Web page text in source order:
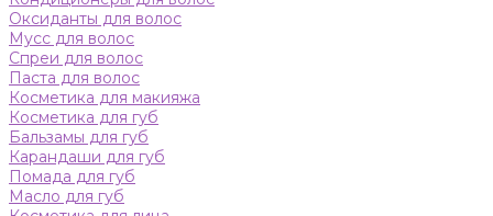
Оксиданты для волос
Мусс для волос
Спреи для волос
Паста для волос
Косметика для макияжа
Косметика для губ
Бальзамы для губ
Карандаши для губ
Помада для губ
Масло для губ